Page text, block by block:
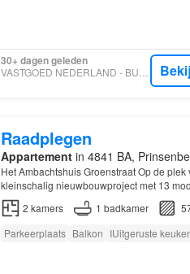
30+ dagen geleden
VASTGOED NEDERLAND - BUURON & KUIPERS MAKELAARS TAXATEURS B.V.
Raadplegen
Appartementin 4841 BA,
Het Ambachtshuis Groenstraat Op de
kleinschalig nieuwbouwproject met 13
penthouses…
2 kamers 1 badkamer
Parkeerplaats Balkon IUitgeruste